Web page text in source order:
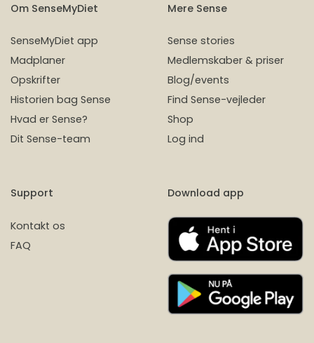
Om SenseMyDiet
SenseMyDiet app
Madplaner
Opskrifter
Historien bag Sense
Hvad er Sense?
Dit Sense-team
Mere Sense
Sense stories
Medlemskaber & priser
Blog/events
Find Sense-vejleder
Shop
Log ind
Support
Kontakt os
FAQ
Download app